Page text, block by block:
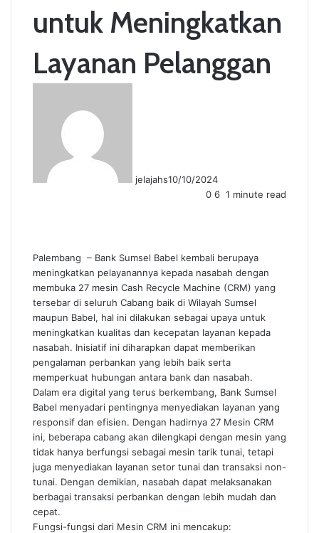
untuk Meningkatkan
Layanan Pelanggan
jelajahs10/10/2024
0 6 1 minute read
e
b
o
o
k
t
t
e
r
k
e
d
I
n
b
l
r
t
e
r
e
s
t
d
i
t
t
s
A
p
p
Palembang – Bank Sumsel Babel kembali berupaya
meningkatkan pelayanannya kepada nasabah dengan
membuka 27 mesin Cash Recycle Machine (CRM) yang
tersebar di seluruh Cabang baik di Wilayah Sumsel
maupun Babel, hal ini dilakukan sebagai upaya untuk
meningkatkan kualitas dan kecepatan layanan kepada
nasabah. Inisiatif ini diharapkan dapat memberikan
pengalaman perbankan yang lebih baik serta
memperkuat hubungan antara bank dan nasabah.
Dalam era digital yang terus berkembang, Bank Sumsel
Babel menyadari pentingnya menyediakan layanan yang
responsif dan efisien. Dengan hadirnya 27 Mesin CRM
ini, beberapa cabang akan dilengkapi dengan mesin yang
tidak hanya berfungsi sebagai mesin tarik tunai, tetapi
juga menyediakan layanan setor tunai dan transaksi non-
tunai. Dengan demikian, nasabah dapat melaksanakan
berbagai transaksi perbankan dengan lebih mudah dan
cepat.
Fungsi-fungsi dari Mesin CRM ini mencakup: